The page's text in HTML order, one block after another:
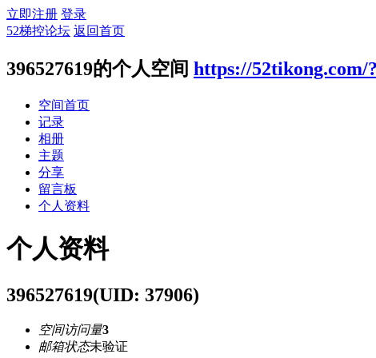
立即注册 登录
52梯控论坛 返回首页
396527619的个人空间 https://52tikong.com/
空间首页
记录
相册
主题
分享
留言板
个人资料
个人资料
396527619(UID: 37906)
空间访问量3
邮箱状态未验证